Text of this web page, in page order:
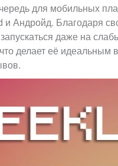
для мобильных
Андройд. Благодаря
даже на
делает её идеальным